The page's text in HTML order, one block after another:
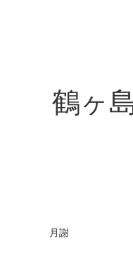
鶴ヶ
月謝